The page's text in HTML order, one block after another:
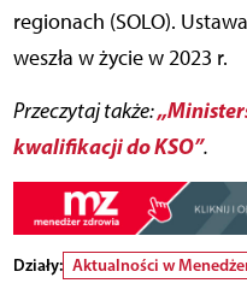
regionach (SOLO).
weszła w życie w 2023 r.
Przeczytaj także:
kwalifikacji do KSO”.
Działy: Aktualności w